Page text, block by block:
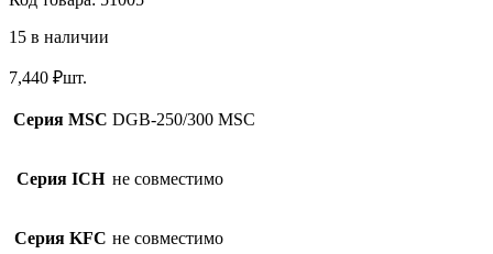
15 в наличии
7,440 ₽шт.
Серия MSC DGB-250/300 MSC
Серия ICH не совместимо
Серия KFC не совместимо